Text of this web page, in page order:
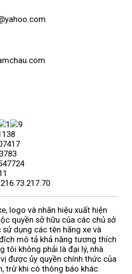
logo và nhãn hiệu xuất hiện
quyền sở hữu của các chủ sở
dụng các tên hãng xe và
mô tả khả năng tương thích
tôi không phải là đại lý, nhà
được ủy quyền chính thức của
trừ khi có thông báo khác.